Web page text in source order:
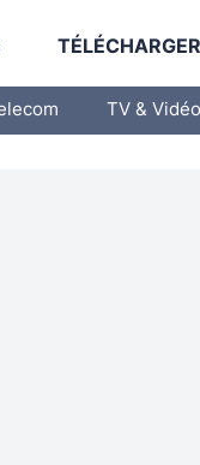
TV & Vidéo